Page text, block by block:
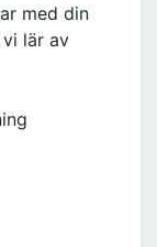
med din
lär av